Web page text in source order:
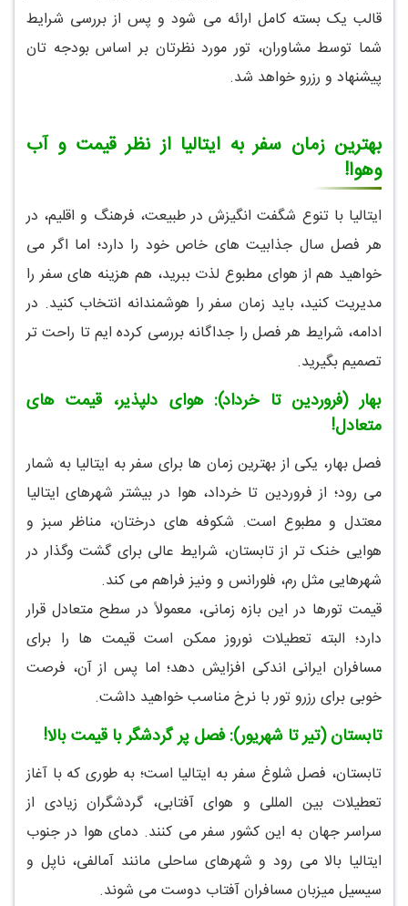
قالب یک بسته کامل ارائه می شود و پس از بررسی شرایط
شما توسط مشاوران، تور مورد نظرتان بر اساس بودجه تان
پیشنهاد و رزرو خواهد شد.
بهترین زمان سفر به ایتالیا از نظر قیمت و آب
وهوا!
ایتالیا با تنوع شگفت انگیزش در طبیعت، فرهنگ و اقلیم، در
هر فصل سال جذابیت های خاص خود را دارد؛ اما اگر می
خواهید هم از هوای مطبوع لذت ببرید، هم هزینه های سفر را
مدیریت کنید، باید زمان سفر را هوشمندانه انتخاب کنید. در
ادامه، شرایط هر فصل را جداگانه بررسی کرده ایم تا راحت تر
تصمیم بگیرید.
بهار (فروردین تا خرداد): هوای دلپذیر، قیمت های
متعادل!
فصل بهار، یکی از بهترین زمان ها برای سفر به ایتالیا به شمار
می رود؛ از فروردین تا خرداد، هوا در بیشتر شهرهای ایتالیا
معتدل و مطبوع است. شکوفه های درختان، مناظر سبز و
هوایی خنک تر از تابستان، شرایط عالی برای گشت وگذار در
شهرهایی مثل رم، فلورانس و ونیز فراهم می کند.
قیمت تورها در این بازه زمانی، معمولاً در سطح متعادل قرار
دارد؛ البته تعطیلات نوروز ممکن است قیمت ها را برای
مسافران ایرانی اندکی افزایش دهد؛ اما پس از آن، فرصت
خوبی برای رزرو تور با نرخ مناسب خواهید داشت.
تابستان (تیر تا شهریور): فصل پر گردشگر با قیمت بالا!
تابستان، فصل شلوغ سفر به ایتالیا است؛ به طوری که با آغاز
تعطیلات بین المللی و هوای آفتابی، گردشگران زیادی از
سراسر جهان به این کشور سفر می کنند. دمای هوا در جنوب
ایتالیا بالا می رود و شهرهای ساحلی مانند آمالفی، ناپل و
سیسیل میزبان مسافران آفتاب دوست می شوند.